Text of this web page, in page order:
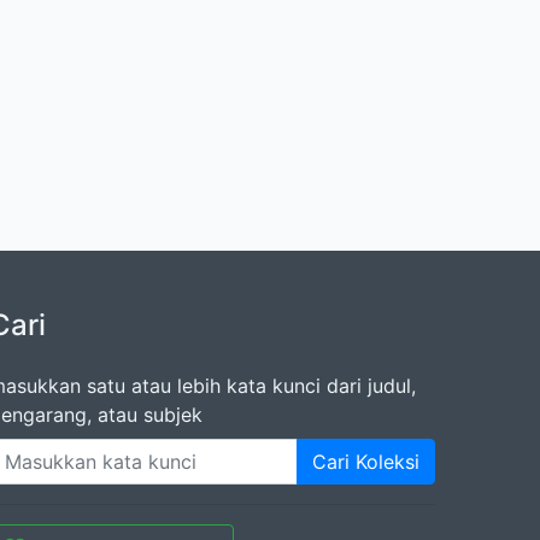
satu atau lebih kata kunci dari judul,
atau subjek
Cari Koleksi